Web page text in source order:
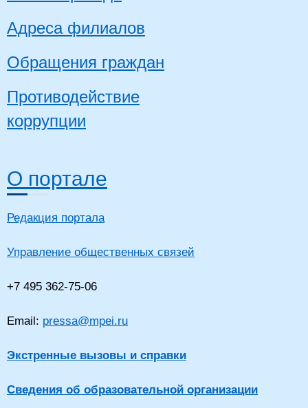
Адреса филиалов
Обращения граждан
Противодействие
коррупции
О портале
Редакция портала
Управление общественных связей
+7 495 362-75-06
Email: pressa@mpei.ru
Экстренные вызовы и справки
Сведения об образовательной организации